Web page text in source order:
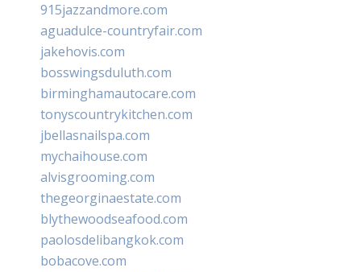
915jazzandmore.com
aguadulce-countryfair.com
jakehovis.com
bosswingsduluth.com
birminghamautocare.com
tonyscountrykitchen.com
jbellasnailspa.com
mychaihouse.com
alvisgrooming.com
thegeorginaestate.com
blythewoodseafood.com
paolosdelibangkok.com
bobacove.com